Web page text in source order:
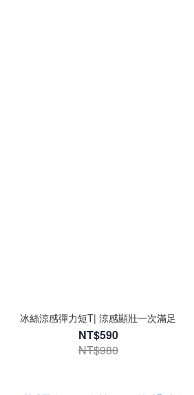
冰絲涼感彈力短T| 涼感顯壯一次滿足
NT$590
NT$980